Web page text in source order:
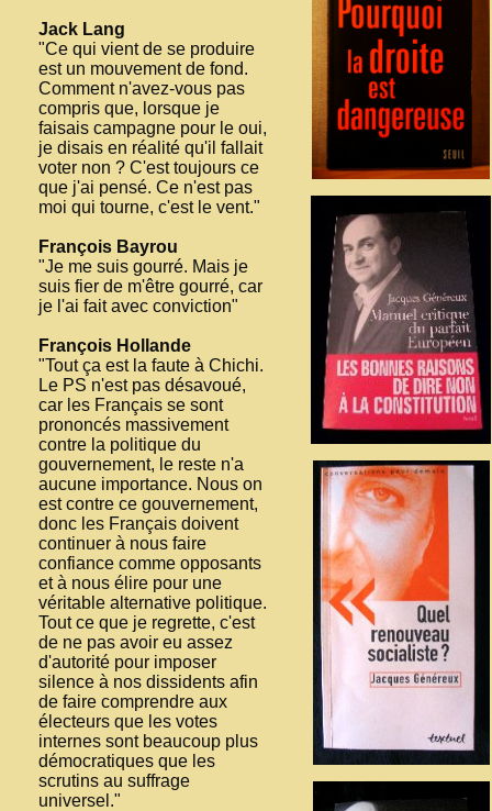
Jack Lang
"Ce qui vient de se produire
est un mouvement de fond.
Comment n'avez-vous pas
compris que, lorsque je
faisais campagne pour le oui,
je disais en réalité qu'il fallait
voter non ? C'est toujours ce
que j'ai pensé. Ce n'est pas
moi qui tourne, c'est le vent."
François Bayrou
"Je me suis gourré. Mais je
suis fier de m'être gourré, car
je l'ai fait avec conviction"
François Hollande
"Tout ça est la faute à Chichi.
Le PS n'est pas désavoué,
car les Français se sont
prononcés massivement
contre la politique du
gouvernement, le reste n'a
aucune importance. Nous on
est contre ce gouvernement,
donc les Français doivent
continuer à nous faire
confiance comme opposants
et à nous élire pour une
véritable alternative politique.
Tout ce que je regrette, c'est
de ne pas avoir eu assez
d'autorité pour imposer
silence à nos dissidents afin
de faire comprendre aux
électeurs que les votes
internes sont beaucoup plus
démocratiques que les
scrutins au suffrage
universel."